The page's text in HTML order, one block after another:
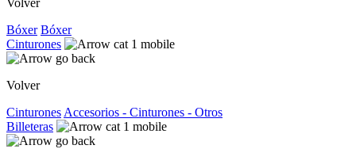
Volver
Bóxer Bóxer
Cinturones
Volver
Cinturones Accesorios - Cinturones - Otros
Billeteras